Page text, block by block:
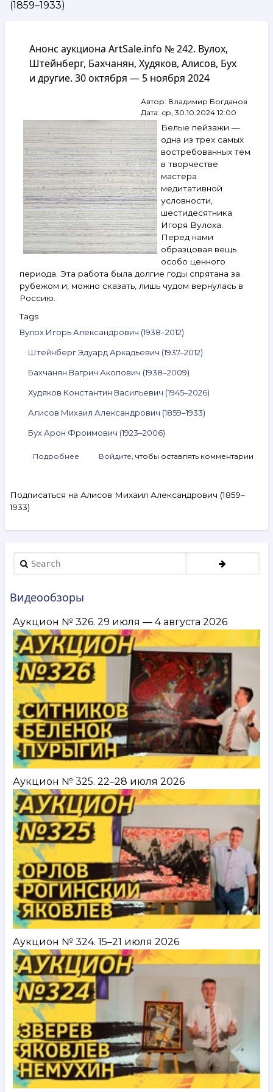
навигации
(1859–1933)
Анонс аукциона ArtSale.info № 242. Вулох,
Штейнберг, Бахчанян, Худяков, Алисов, Бух
и другие. 30 октября — 5 ноября 2024
Автор: Владимир Богданов
Дата: ср, 30.10.2024 12:00
Белые пейзажи —
одна из трех самых
востребованных тем
в творчестве
мастера
медитативной
условности,
шестидесятника
Игоря Вулоха.
Перед нами
образцовая вещь
особо ценного
периода. Эта работа была долгие годы спрятана за
рубежом и, можно сказать, лишь чудом вернулась в
Россию.
Tags
Вулох Игорь Александрович (1938–2012)
Штейнберг Эдуард Аркадьевич (1937–2012)
Бахчанян Вагрич Акопович (1938–2009)
Худяков Константин Васильевич (1945–2026)
Алисов Михаил Александрович (1859–1933)
Бух Арон Фроимович (1923–2006)
Подробнее
№ 242.
Бахчанян,
5 ноября
Войдите , чтобы оставлять комментарии
Подписаться на Алисов Михаил Александрович (1859–
1933)
Search
Видеообзоры
Аукцион № 326. 29 июля — 4 августа 2026
Аукцион № 325. 22–28 июля 2026
Аукцион № 324. 15–21 июля 2026